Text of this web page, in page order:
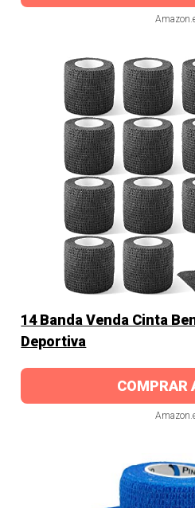
14 Banda Venda Cinta
Deportiva
COMPRAR